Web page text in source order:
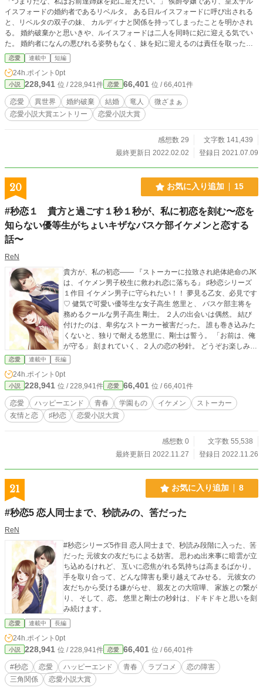
載する予定です。 ※【ルカ編】のみ独立＆完結させました。
他キャラのストーリーは、別作品（同タイトル）で公開と
します。
イスフォードの婚約者であるリベルタ。 ある日ルイスフォードに呼び出される
と、リベルタの双子の妹、 カルディナと関係を持ってしまったことを明かされ
る。 婚約破棄かと思いきや、ルイスフォードは二人を同時に妃に迎える気でい
た。 婚約者になんの悪びれる姿勢もなく、妹を妃に迎えるのは責任を取っただ
けなどと吐かすルイスフォードに呆れたリベルタは (紅茶を皇太子の頭にぶっか
けた後)婚約者の座を辞退する。 だがルイスフォードのプライドがそれを許さな
かったらしく、 王命と称し、国の守護者の1人である「竜人」の元へ リベルタ
を嫁がせると言い出してしまったが… ※タイトル編集しました。
恋愛 連載中 短編
24h.ポイント 0pt
小説 228,941 位 / 228,941件 恋愛 66,401 位 / 66,401件
恋愛 異世界 婚約破棄 結婚 竜人
微ざまぁ
恋愛小説大賞エントリー
恋愛小説大賞
感想数 29
文字数 141,439
最終更新日 2022.02.02
登録日 2021.07.09
20 お気に入り追加 15
#秒恋１ 貴方と過ごす１秒１秒が、私に初恋を刻む〜恋を
知らない優等生がちょいキザなバスケ部イケメンと恋する
話〜
ReN
貴方が、私の初恋―― 『ストーカーに拉致され絶体絶命のJK
は、イケメン男子校生に救われ恋に落ちる』 ♯秒恋シリーズ
１作目 イケメン男子に守られたい！！ 夢見る乙女、必見です
♡ 健気で可愛い優等生な女子高生 悠里と、 バスケ部主将を
務めるクールな男子高生 剛士。 ２人の出会いは偶然。 結び
付けたのは、卑劣なストーカー被害だった。 誰も巻き込みた
くないと、独りで耐える悠里に、剛士は誓う。 「お前は、俺
が守る」 刻まれていく、２人の恋の秒針。 どうぞお楽しみく
ださい☆ 《あらすじ紹介》 「悠里ちゃん！」 「ゆうりちゃ
ーん！」 「仲良くしよ！」 電話の向こうから聞こえたのは、
知らない男たちの笑い声。 高校1年生の橘悠里は、恐怖に駆
られ家を飛び出したーー 「悠里？」 駅のホーム、行き場もな
く留まっていた彼女を見つけたのは、ある雨の日に知り合っ
た他校の2年生 柴崎剛士。 ストーカー被害に心を打ちのめさ
れながらも、悠里の口から出てくるのは、自分の家族や友人
ないと思っていた。自分には関係ないと、言い聞かせてい
た。 けれど、放ってなどおけなかった。 恐怖に目を揺らめか
里に、剛士は手を差し伸べる。 2人はしっかりと、手を繋ぎ
間。 それを大きく動かしたのは、剛士の部活バスケットボー
は見知らぬ男たちに連れ去られてしまう。 「柴崎さんは、あ
なたたちとは違う！」 怯えながらも、気丈に男たちと対峙す
る悠里。 苛立つ男たちが伸ばす、手荒な欲望。 悠里は、無
理やりに用具室に押し込まれていく。 「柴崎さん！柴崎さ
ん、助けて！」 異変に気づき、走り出す剛士。間に合うか。
彼の手は、悠里を救い出すことができるのかーー
恋愛 連載中 長編
24h.ポイント 0pt
小説 228,941 位 / 228,941件 恋愛 66,401 位 / 66,401件
恋愛 ハッピーエンド 青春 学園もの イケメン
ストーカー
友情と恋
♯秒恋 恋愛小説大賞
感想数 0
文字数 55,538
最終更新日 2022.11.27
登録日 2022.11.26
21 お気に入り追加 8
#秒恋5 恋人同士まで、秒読みの、筈だった
ReN
#秒恋シリーズ5作目 恋人同士まで、秒読み段階に入った、筈
だった 元彼女の友だちによる妨害。 思わぬ出来事に暗雲が立
ち込めるけれど、 互いに恋焦がれる気持ちは高まるばかり。
手を取り合って、どんな障害も乗り越えてみせる。 元彼女の
友だちから受ける嫌がらせ、 親友との大喧嘩、 家族との繋が
り、 そして、恋。 悠里と剛士の秒針は、ドキドキと思いを刻
み続けます。
恋愛 連載中 長編
24h.ポイント 0pt
小説 228,941 位 / 228,941件 恋愛 66,401 位 / 66,401件
#秒恋 恋愛 ハッピーエンド 青春 ラブコメ
恋の障害
三角関係
恋愛小説大賞